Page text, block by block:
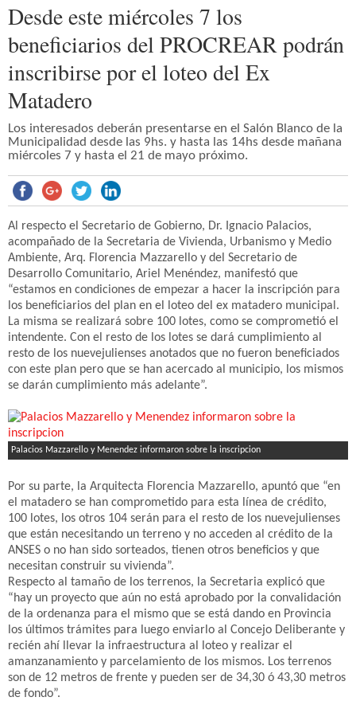
Desde este miércoles 7 los
beneficiarios del PROCREAR podrán
inscribirse por el loteo del Ex
Matadero
Los interesados deberán presentarse en el Salón Blanco de la
Municipalidad desde las 9hs. y hasta las 14hs desde mañana
miércoles 7 y hasta el 21 de mayo próximo.
Al respecto el Secretario de Gobierno, Dr. Ignacio Palacios,
acompañado de la Secretaria de Vivienda, Urbanismo y Medio
Ambiente, Arq. Florencia Mazzarello y del Secretario de
Desarrollo Comunitario, Ariel Menéndez, manifestó que
“estamos en condiciones de empezar a hacer la inscripción para
los beneficiarios del plan en el loteo del ex matadero municipal.
La misma se realizará sobre 100 lotes, como se comprometió el
intendente. Con el resto de los lotes se dará cumplimiento al
resto de los nuevejulienses anotados que no fueron beneficiados
con este plan pero que se han acercado al municipio, los mismos
se darán cumplimiento más adelante”.
Palacios Mazzarello y Menendez informaron sobre la inscripcion
Por su parte, la Arquitecta Florencia Mazzarello, apuntó que “en
el matadero se han comprometido para esta línea de crédito,
100 lotes, los otros 104 serán para el resto de los nuevejulienses
que están necesitando un terreno y no acceden al crédito de la
ANSES o no han sido sorteados, tienen otros beneficios y que
necesitan construir su vivienda”.
Respecto al tamaño de los terrenos, la Secretaria explicó que
“hay un proyecto que aún no está aprobado por la convalidación
de la ordenanza para el mismo que se está dando en Provincia
los últimos trámites para luego enviarlo al Concejo Deliberante y
recién ahí llevar la infraestructura al loteo y realizar el
amanzanamiento y parcelamiento de los mismos. Los terrenos
son de 12 metros de frente y pueden ser de 34,30 ó 43,30 metros
de fondo”.